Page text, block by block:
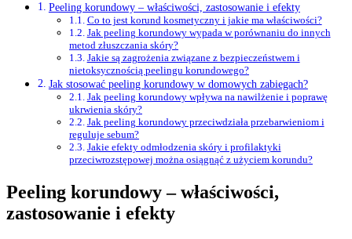
Peeling korundowy – właściwości, zastosowanie i efekty
Co to jest korund kosmetyczny i jakie ma właściwości?
Jak peeling korundowy wypada w porównaniu do innych
metod złuszczania skóry?
Jakie są zagrożenia związane z bezpieczeństwem i
nietoksycznością peelingu korundowego?
Jak stosować peeling korundowy w domowych zabiegach?
Jak peeling korundowy wpływa na nawilżenie i poprawę
ukrwienia skóry?
Jak peeling korundowy przeciwdziała przebarwieniom i
reguluje sebum?
Jakie efekty odmłodzenia skóry i profilaktyki
przeciwrozstępowej można osiągnąć z użyciem korundu?
Peeling korundowy – właściwości,
zastosowanie i efekty